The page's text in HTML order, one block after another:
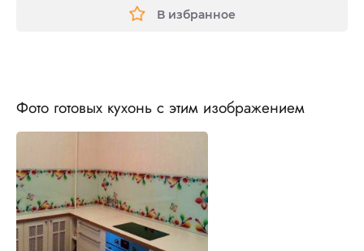
В избранное
Фото готовых кухонь с этим изображением